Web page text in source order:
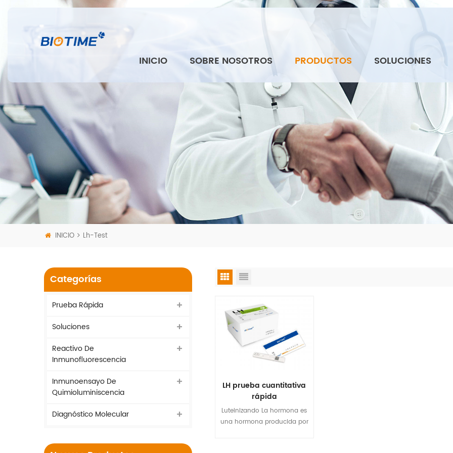
INICIO SOBRE NOSOTROS PRODUCTOS SOLUCIONES
INICIO Lh-Test
LH prueba cuantitativa
rápida
Luteinizando La hormona es
una hormona producida por
Categorías
Prueba Rápida
Soluciones
Reactivo De
Inmunofluorescencia
Inmunoensayo De
Quimioluminiscencia
Diagnóstico Molecular